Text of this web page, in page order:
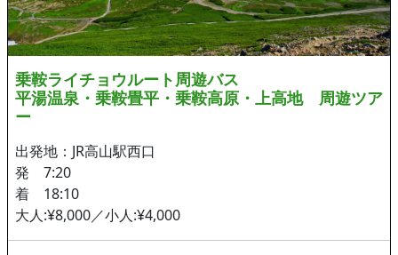
乗鞍ライチョウルート周遊バス
平湯温泉・乗鞍畳平・乗鞍高原・上高地 周遊ツア
ー
出発地：JR高山駅西口
発 7:20
着 18:10
大人:¥8,000／小人:¥4,000